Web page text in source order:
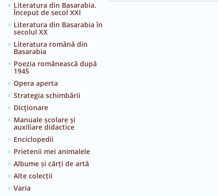
Literatura din Basarabia.
Început de secol XXI
Literatura din Basarabia în
secolul XX
Literatura română din
Basarabia
Poezia românească după
1945
Opera aperta
Strategia schimbării
Dicţionare
Manuale școlare și
auxiliare didactice
Enciclopedii
Prietenii mei animalele
Albume și cărți de artă
Alte colecții
Varia